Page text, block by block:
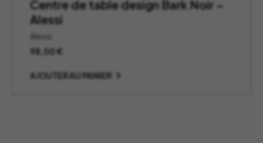
Centre de table design Bark Noir –
Alessi
Alessi
98,00€
AJOUTER AU PANIER